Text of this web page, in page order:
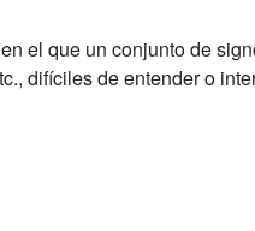
el que un conjunto de
difíciles de entender o